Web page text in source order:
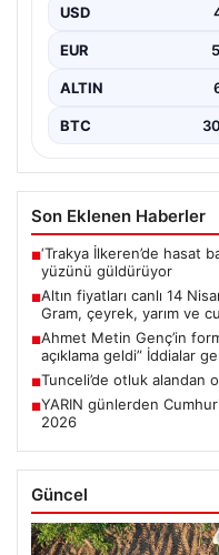
fiyatları
{"title": "14 Nisan 2026
Çeyrek, Yarım ve
USD
EUR
ALTIN
BTC
Son Eklenen Haberler
■‘Trakya İlkeren’de hasat
yüzünü güldürüyor
■Altın fiyatları canlı 14
Gram, çeyrek, yarım ve
■Ahmet Metin Genç’in
açıklama geldi” İddialar
■Tunceli’de otluk alandan
■YARIN günlerden
2026
Güncel